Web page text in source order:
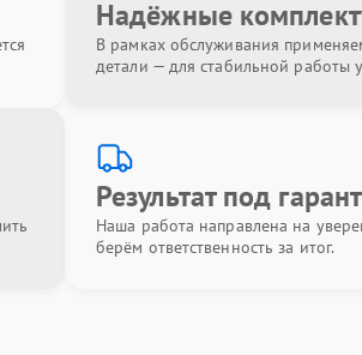
Надёжные
В рамках обслуживания
детали — для стабильной работы
Результат под
Наша работа направлена на
берём ответственность за итог.